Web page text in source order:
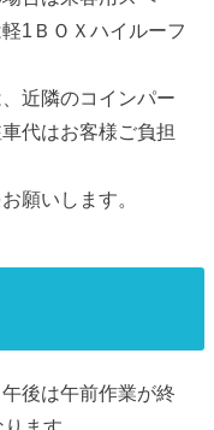
1ＢＯＸハイルーフ
近隣のコインパー
代はお客様ご負担
願いします。
後は午前作業が終